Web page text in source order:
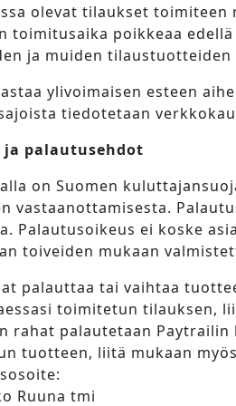
olevat tilaukset toimiteen
toimitusaika poikkeaa
ja muiden
ylivoimaisen esteen
tiedotetaan
ja palautusehdot
on Suomen
vastaanottamisesta.
Palautusoikeus ei koske
toiveiden mukaan
palauttaa tai vaihtaa
toimitetun tilauksen,
rahat palautetaan
tuotteen, liitä mukaan
Ruuna tmi